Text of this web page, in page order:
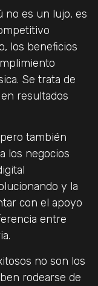
no es un lujo, es
los beneficios
Se trata de
resultados
también
los negocios
y la
con el apoyo
entre
no son los
rodearse de